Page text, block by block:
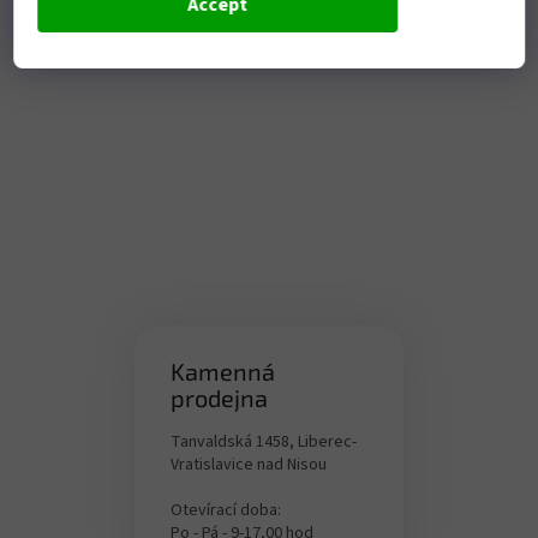
Kamenná
prodejna
Tanvaldská 1458, Liberec-
Vratislavice nad Nisou
Otevírací doba:
Po - Pá - 9-17,00 hod